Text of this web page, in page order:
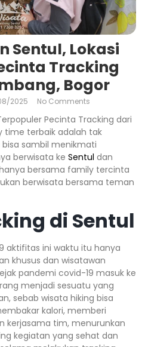
Sentul, Lokasi
Tracking
Bogor
2025 No Comments
Pecinta Tracking dari
time terbaik adalah tak
sambil menikmati
berwisata ke Sentul dan
bersama family tercinta
berwisata bersama teman
di Sentul
aktifitas ini waktu itu hanya
khusus dan wisatawan
pandemi covid-19 masuk ke
menjadi sesuatu yang
sebab wisata hiking bisa
kalori, memberi
kerjasama tim, menurunkan
kegiatan yang sehat dan